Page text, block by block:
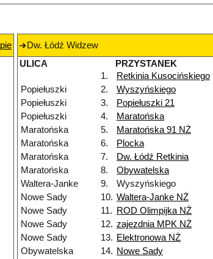
Dw. Łódź Widzew
ULICA
PRZYSTANEK
1.
Retkinia Kusocińskiego
Popiełuszki
2. Wyszyńskiego
Popiełuszki
3. Popiełuszki 21
Popiełuszki
4. Maratońska
Maratońska
5. Maratońska 91 NŻ
Maratońska
6. Plocka
Maratońska
7. Dw. Łódź Retkinia
Maratońska
8. Obywatelska
Waltera-Janke
9.
Wyszyńskiego
Nowe Sady
10. Waltera-Janke NŻ
Nowe Sady
11. ROD Olimpijka NŻ
Nowe Sady
12. zajezdnia MPK NŻ
Nowe Sady
13. Elektronowa NŻ
Obywatelska
14. Nowe Sady